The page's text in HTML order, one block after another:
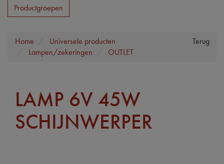
Productgroepen
Terug
Home
Universele producten
Lampen/zekeringen
OUTLET
LAMP 6V 45W
SCHIJNWERPER